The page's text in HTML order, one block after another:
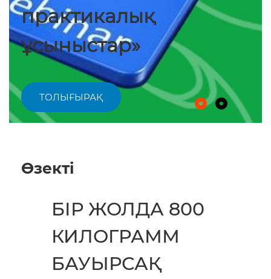
практикалық
ұсыныстар»
ТОЛЫҒЫРАҚ
Өзектi
БІР ЖОЛДА 800
КИЛОГРАММ
БАУЫРСАҚ